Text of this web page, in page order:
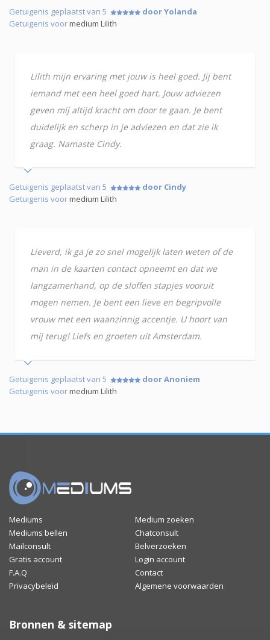
Getuigenis geplaatst van 5
door Yolanda
Getuigenis voormedium Lilith
Lilith mijn ervaring met jouw is heel goed. Jij bent
iemand met een heel goed hart. Jouw adviezen
geven mij altijd kracht om door te gaan. Je bent
duidelijk en scherp in je adviezen en dat zie ik
graag. Namaste Cindy.
Getuigenis geplaatst van 5
door Cindy
Getuigenis voormedium Lilith
Lieverd, ik ga je zo snel mogelijk laten weten of de
man in de kaarten contact opneemt en dat we
langzamerhand, op de sloffen stapjes vooruit
mogen nemen. Je bent een lieve en begripvolle
vrouw met een waanzinnig accentje. U hoort van
mij terug! Liefs en groeten uit Amsterdam.
Getuigenis geplaatst van 5
door Anoniem
Getuigenis voormedium Lilith
Mediums
Medium zoeken
Mediums bellen
Chatconsult
Mailconsult
Belverzoeken
Gratis account
Login account
F.A.Q
Contact
Privacybeleid
Algemene voorwaarden
Bronnen & sitemap